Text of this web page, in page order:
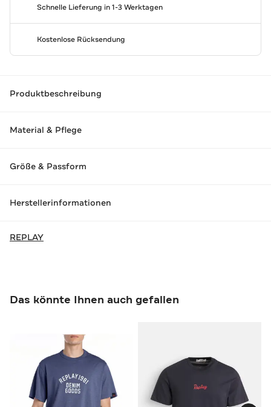
Schnelle Lieferung in 1-3 Werktagen
Kostenlose Rücksendung
Produktbeschreibung
Material & Pflege
Größe & Passform
Herstellerinformationen
REPLAY
Das könnte Ihnen auch gefallen